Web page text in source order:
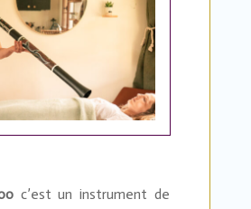
c’est un instrument de